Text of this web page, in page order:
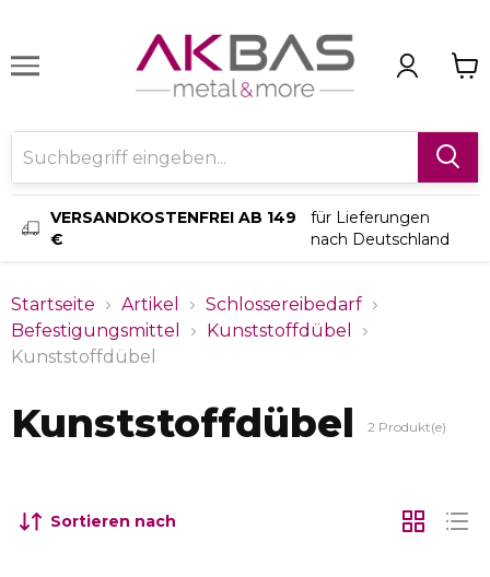
VERSANDKOSTENFREI AB 149
€
für Lieferungen
nach Deutschland
Startseite Artikel
Schlossereibedarf
Befestigungsmittel
Kunststoffdübel
Kunststoffdübel
Kunststoffdübel 2 Produkt(e)
Sortieren nach